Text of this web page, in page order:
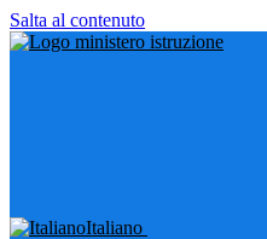
Salta al contenuto
Italiano